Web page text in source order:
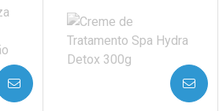
Laboratório
Por Menos
AVISE-ME